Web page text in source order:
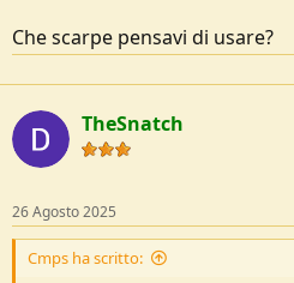
Che scarpe pensavi di usare?
TheSnatch
26 Agosto 2025
Cmps ha scritto: